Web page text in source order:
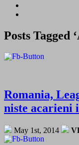
Posts Tagged
Romania,
niste acarieni
May 1st, 2014